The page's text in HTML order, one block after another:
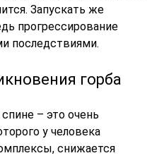
Запускать же
прогрессирование
последствиями.
горба
– это очень
у человека
снижается